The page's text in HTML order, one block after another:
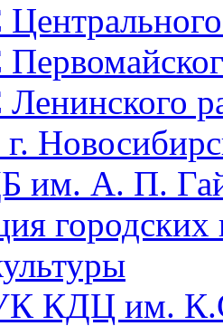
им. А. П.
городских
КДЦ им.